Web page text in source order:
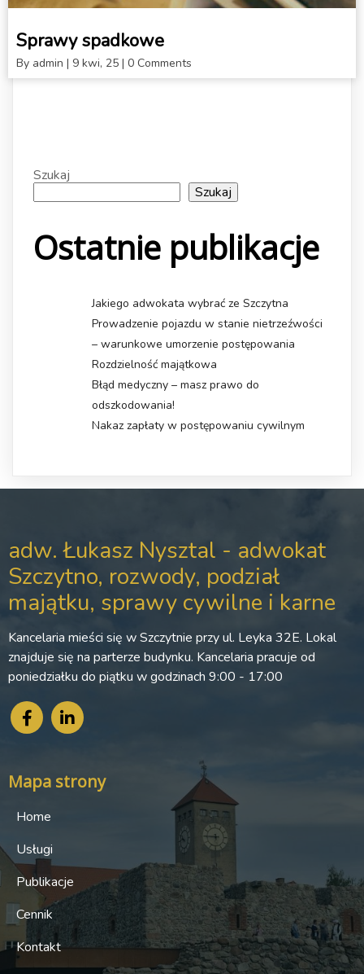
Sprawy spadkowe
By admin | 9 kwi, 25 | 0 Comments
Szukaj
Szukaj
Ostatnie publikacje
Jakiego adwokata wybrać ze Szczytna
Prowadzenie pojazdu w stanie nietrzeźwości
– warunkowe umorzenie postępowania
Rozdzielność majątkowa
Błąd medyczny – masz prawo do
odszkodowania!
Nakaz zapłaty w postępowaniu cywilnym
adw. Łukasz Nysztal - adwokat
Szczytno, rozwody, podział
majątku, sprawy cywilne i karne
Kancelaria mieści się w Szczytnie przy ul. Leyka 32E. Lokal
znajduje się na parterze budynku. Kancelaria pracuje od
poniedziałku do piątku w godzinach 9:00 - 17:00
Mapa strony
Home
Usługi
Publikacje
Cennik
Kontakt